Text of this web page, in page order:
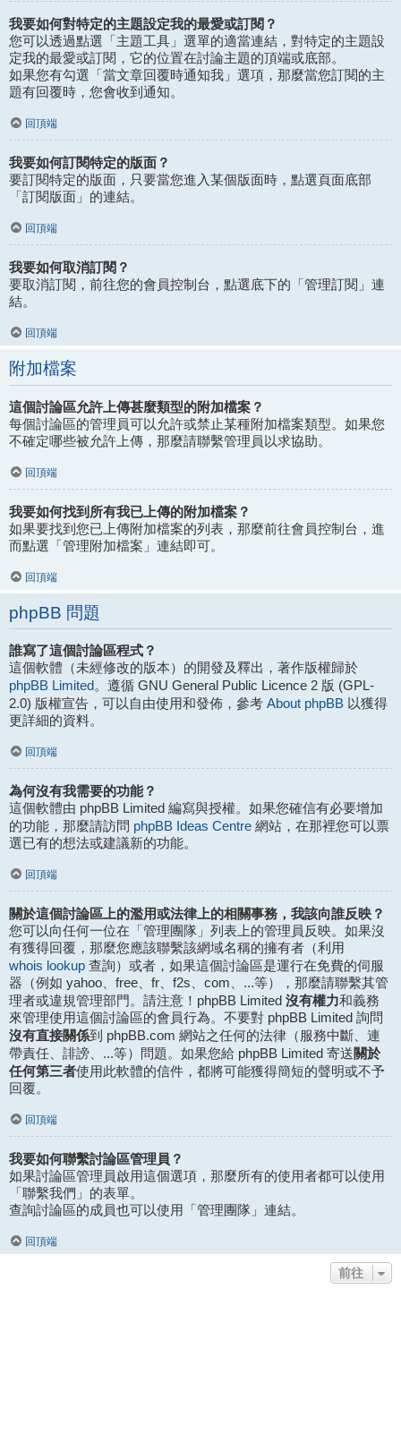
我要如何對特定的主題設定我的最愛或訂閱？
您可以透過點選「主題工具」選單的適當連結，對特定的主題設
定我的最愛或訂閱，它的位置在討論主題的頂端或底部。
如果您有勾選「當文章回覆時通知我」選項，那麼當您訂閱的主
題有回覆時，您會收到通知。
回頂端
我要如何訂閱特定的版面？
要訂閱特定的版面，只要當您進入某個版面時，點選頁面底部
「訂閱版面」的連結。
回頂端
我要如何取消訂閱？
要取消訂閱，前往您的會員控制台，點選底下的「管理訂閱」連
結。
回頂端
附加檔案
這個討論區允許上傳甚麼類型的附加檔案？
每個討論區的管理員可以允許或禁止某種附加檔案類型。如果您
不確定哪些被允許上傳，那麼請聯繫管理員以求協助。
回頂端
我要如何找到所有我已上傳的附加檔案？
如果要找到您已上傳附加檔案的列表，那麼前往會員控制台，進
而點選「管理附加檔案」連結即可。
回頂端
phpBB 問題
誰寫了這個討論區程式？
這個軟體（未經修改的版本）的開發及釋出，著作版權歸於
phpBB Limited。遵循 GNU General Public Licence 2 版 (GPL-
2.0) 版權宣告，可以自由使用和發佈，參考 About phpBB 以獲得
更詳細的資料。
回頂端
為何沒有我需要的功能？
這個軟體由 phpBB Limited 編寫與授權。如果您確信有必要增加
的功能，那麼請訪問 phpBB Ideas Centre 網站，在那裡您可以票
選已有的想法或建議新的功能。
回頂端
關於這個討論區上的濫用或法律上的相關事務，我該向誰反映？
您可以向任何一位在「管理團隊」列表上的管理員反映。如果沒
有獲得回覆，那麼您應該聯繫該網域名稱的擁有者（利用
whois lookup 查詢）或者，如果這個討論區是運行在免費的伺服
器（例如 yahoo、free、fr、f2s、com、...等），那麼請聯繫其管
理者或違規管理部門。請注意！phpBB Limited 沒有權力和義務
來管理使用這個討論區的會員行為。不要對 phpBB Limited 詢問
沒有直接關係到 phpBB.com 網站之任何的法律（服務中斷、連
帶責任、誹謗、...等）問題。如果您給 phpBB Limited 寄送關於
任何第三者使用此軟體的信件，都將可能獲得簡短的聲明或不予
回覆。
回頂端
我要如何聯繫討論區管理員？
如果討論區管理員啟用這個選項，那麼所有的使用者都可以使用
「聯繫我們」的表單。
查詢討論區的成員也可以使用「管理團隊」連結。
回頂端
前往